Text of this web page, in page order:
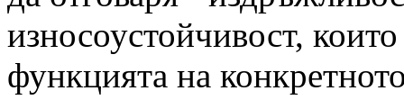
износоустойчивост,
функцията на